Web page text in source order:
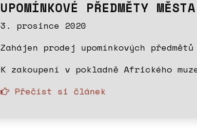
UPOMÍNKOVÉ PŘEDMĚTY
3. prosince 2020
Zahájen prodej upomínkových
K zakoupení v pokladně Afrického
Přečíst si článek